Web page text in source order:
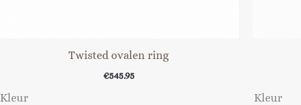
Twisted ovalen ring
€545.95
Kleur Kleur